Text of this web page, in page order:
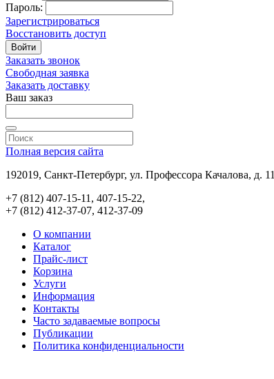
Пароль:
Зарегистрироваться
Восстановить доступ
Войти
Заказать звонок
Свободная заявка
Заказать доставку
Ваш заказ
Полная версия сайта
192019, Санкт-Петербург, ул. Профессора Качалова, д. 11
+7 (812) 407-15-11, 407-15-22,
+7 (812) 412-37-07, 412-37-09
О компании
Каталог
Прайс-лист
Корзина
Услуги
Информация
Контакты
Часто задаваемые вопросы
Публикации
Политика конфиденциальности